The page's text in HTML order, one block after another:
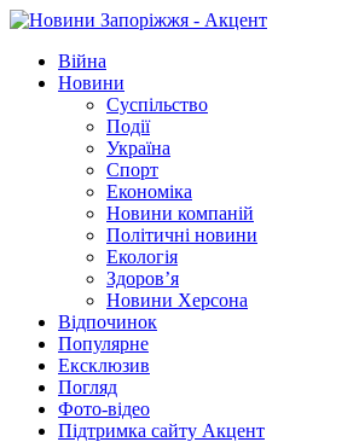
Війна
Новини
Суспільство
Події
Україна
Спорт
Економіка
Новини компаній
Політичні новини
Екологія
Здоров’я
Новини Херсона
Відпочинок
Популярне
Ексклюзив
Погляд
Фото-відео
Підтримка сайту Акцент